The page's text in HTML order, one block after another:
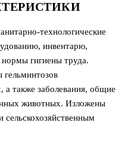
технологические
инвентарю,
гигиены труда.
гельминтозов
а также заболевания, общие
животных. Изложены